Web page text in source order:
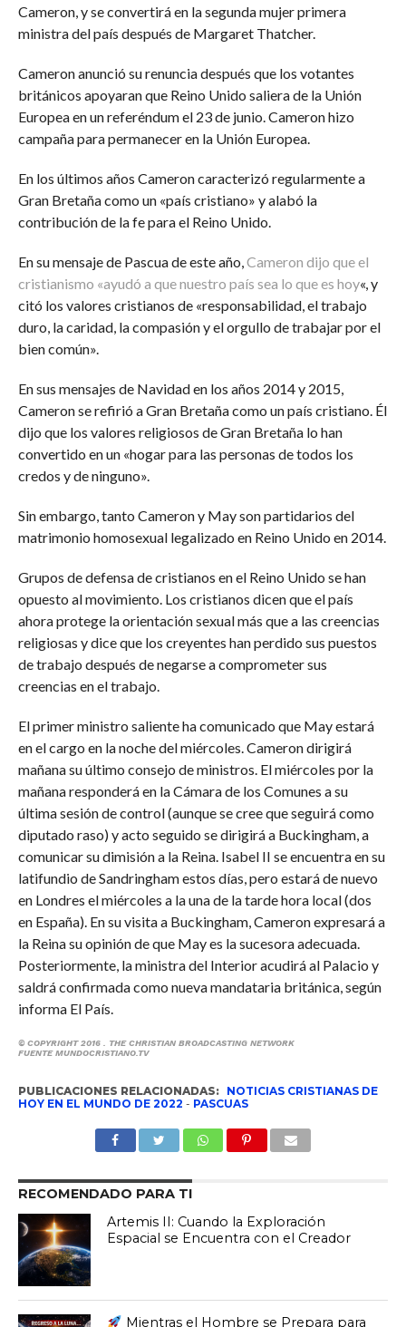
Cameron, y se convertirá en la segunda mujer primera
ministra del país después de Margaret Thatcher.
Cameron anunció su renuncia después que los votantes
británicos apoyaran que Reino Unido saliera de la Unión
Europea en un referéndum el 23 de junio. Cameron hizo
campaña para permanecer en la Unión Europea.
En los últimos años Cameron caracterizó regularmente a
Gran Bretaña como un «país cristiano» y alabó la
contribución de la fe para el Reino Unido.
En su mensaje de Pascua de este año,Cameron dijo que el
cristianismo «ayudó a que nuestro país sea lo que es hoy«, y
citó los valores cristianos de «responsabilidad, el trabajo
duro, la caridad, la compasión y el orgullo de trabajar por el
bien común».
En sus mensajes de Navidad en los años 2014 y 2015,
Cameron se refirió a Gran Bretaña como un país cristiano. Él
dijo que los valores religiosos de Gran Bretaña lo han
convertido en un «hogar para las personas de todos los
credos y de ninguno».
Sin embargo, tanto Cameron y May son partidarios del
matrimonio homosexual legalizado en Reino Unido en 2014.
Grupos de defensa de cristianos en el Reino Unido se han
opuesto al movimiento. Los cristianos dicen que el país
ahora protege la orientación sexual más que a las creencias
religiosas y dice que los creyentes han perdido sus puestos
de trabajo después de negarse a comprometer sus
creencias en el trabajo.
El primer ministro saliente ha comunicado que May estará
en el cargo en la noche del miércoles. Cameron dirigirá
mañana su último consejo de ministros. El miércoles por la
mañana responderá en la Cámara de los Comunes a su
última sesión de control (aunque se cree que seguirá como
diputado raso) y acto seguido se dirigirá a Buckingham, a
comunicar su dimisión a la Reina. Isabel II se encuentra en su
latifundio de Sandringham estos días, pero estará de nuevo
en Londres el miércoles a la una de la tarde hora local (dos
en España). En su visita a Buckingham, Cameron expresará a
la Reina su opinión de que May es la sucesora adecuada.
Posteriormente, la ministra del Interior acudirá al Palacio y
saldrá confirmada como nueva mandataria británica, según
informa El País.
© COPYRIGHT 2016 . THE CHRISTIAN BROADCASTING NETWORK
FUENTE MUNDOCRISTIANO.TV
PUBLICACIONES RELACIONADAS: NOTICIAS CRISTIANAS DE
HOY EN EL MUNDO DE 2022 - PASCUAS
RECOMENDADO PARA TI
Artemis II: Cuando la Exploración
Espacial se Encuentra con el Creador
Mientras el Hombre se Prepara para